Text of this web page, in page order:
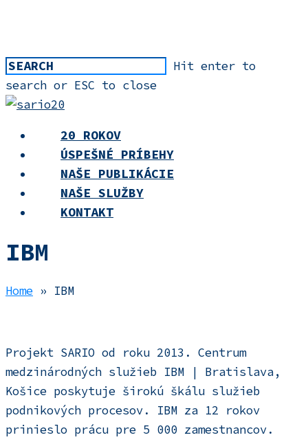
content
Hit enter to
search or ESC to close
Close
Menu
20 ROKOV
ÚSPEŠNÉ PRÍBEHY
NAŠE PUBLIKÁCIE
NAŠE SLUŽBY
KONTAKT
IBM
Home » IBM
Projekt SARIO od roku 2013. Centrum
medzinárodných služieb IBM | Bratislava,
Košice poskytuje širokú škálu služieb
podnikových procesov. IBM za 12 rokov
prinieslo prácu pre 5 000 zamestnancov.